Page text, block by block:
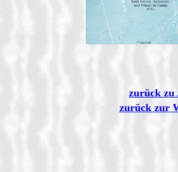
zurück
zurück zur